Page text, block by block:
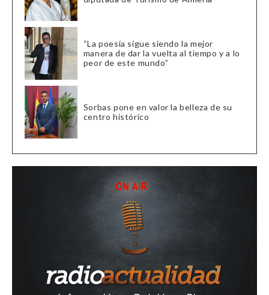
“La poesía sigue siendo la mejor
manera de dar la vuelta al tiempo y a lo
peor de este mundo”
Sorbas pone en valor la belleza de su
centro histórico